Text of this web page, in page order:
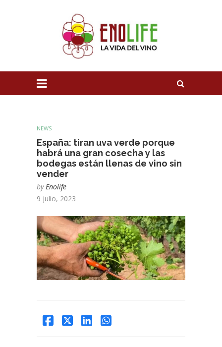
NEWS
España: tiran uva verde porque
habrá una gran cosecha y las
bodegas están llenas de vino sin
vender
by Enolife
9 julio, 2023